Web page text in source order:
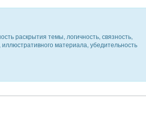
раскрытия темы, логичность, связность,
материала, убедительность